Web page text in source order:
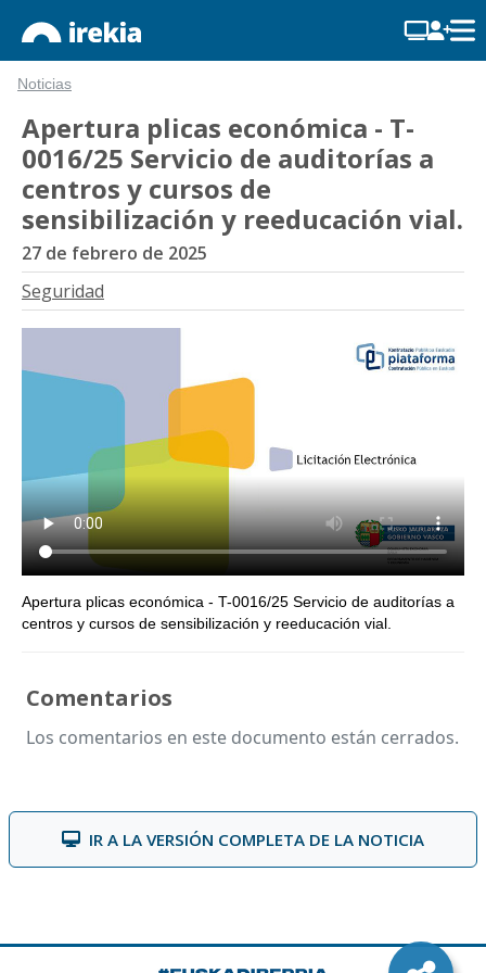
Noticias
Apertura plicas económica - T-
0016/25 Servicio de auditorías a
centros y cursos de
sensibilización y reeducación vial.
27 de febrero de 2025
Seguridad
Apertura plicas económica - T-0016/25 Servicio de auditorías a
centros y cursos de sensibilización y reeducación vial.
Comentarios
Los comentarios en este documento están cerrados.
IR A LA VERSIÓN COMPLETA DE LA NOTICIA